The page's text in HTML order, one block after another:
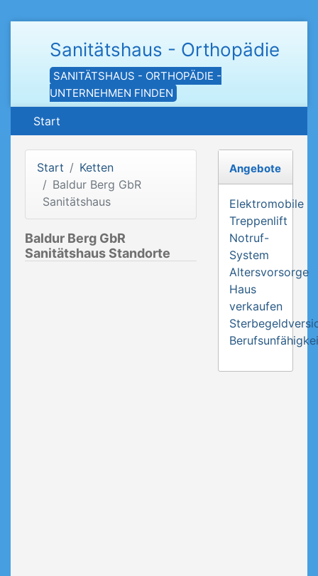
Sanitätshaus - Orthopädie
SANITÄTSHAUS - ORTHOPÄDIE -
UNTERNEHMEN FINDEN
Start
Start
Ketten
Baldur Berg GbR
Sanitätshaus
Baldur Berg GbR
Sanitätshaus Standorte
Angebote
Elektromobile
Treppenlift
Notruf-
System
Altersvorsorge
Haus
verkaufen